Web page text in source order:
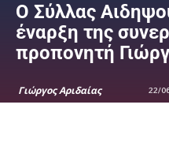
Ο Σύλλας
έναρξη της
προπονητή
Γιώργος Αριδαίας 22/